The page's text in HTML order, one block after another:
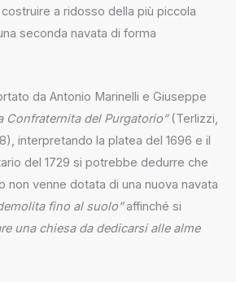
a ridosso della più piccola
seconda navata di forma
da Antonio Marinelli e Giuseppe
Confraternita del Purgatorio”(Terlizzi,
interpretando la platea del 1696 e il
del 1729 si potrebbe dedurre che
non venne dotata di una nuova navata
fino al suolo”affinché si
una chiesa da dedicarsi alle alme